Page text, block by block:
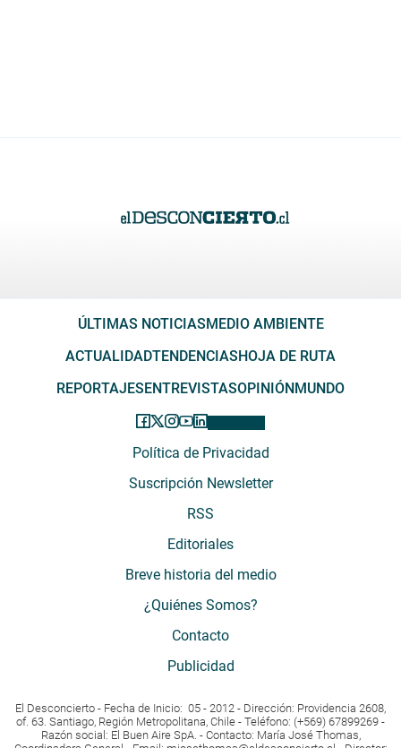
ÚLTIMAS NOTICIAS MEDIO AMBIENTE
ACTUALIDADTENDENCIAS HOJA DE RUTA
REPORTAJES ENTREVISTASOPINIÓN MUNDO
Política de Privacidad
Suscripción Newsletter
RSS
Editoriales
Breve historia del medio
¿Quiénes Somos?
Contacto
Publicidad
El Desconcierto - Fecha de Inicio: 05 - 2012 - Dirección: Providencia 2608,
of. 63. Santiago, Región Metropolitana, Chile - Teléfono: (+569) 67899269 -
Razón social: El Buen Aire SpA. - Contacto: María José Thomas,